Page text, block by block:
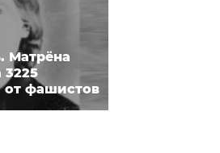
Матрёна
3225
от фашистов